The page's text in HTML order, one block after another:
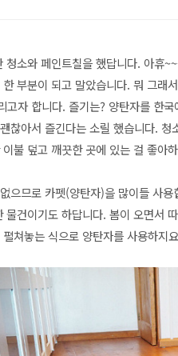
청소와 페인트칠을 했답니다. 아휴
부분이 되고 말았습니다. 뭐 그래
고자 합니다. 즐기는? 양탄자를 한
찮아서 즐긴다는 소릴 했습니다.
불 덮고 깨끗한 곳에 있는 걸 좋아
으므로 카펫(양탄자)을 많이들 사
물건이기도 하답니다. 봄이 오면서
쳐놓는 식으로 양탄자를 사용하지